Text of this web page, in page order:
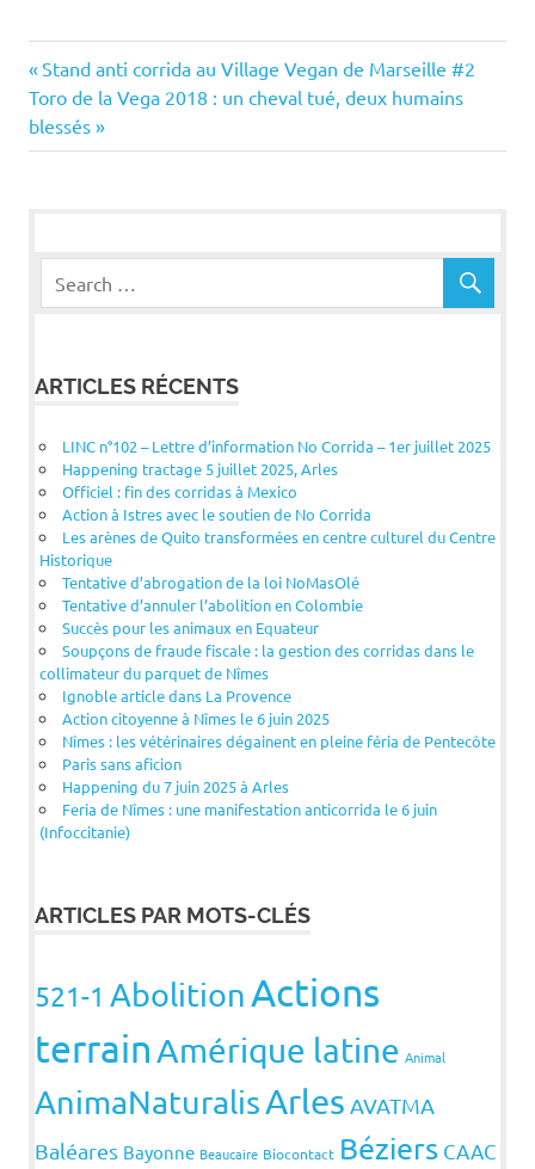
Navigation
de
Previous
Post:
Stand anti corrida au Village Vegan de Marseille #2
Next
Post:
Toro de la Vega 2018 : un cheval tué, deux humains
blessés
ARTICLES RÉCENTS
LINC n°102 – Lettre d’information No Corrida – 1er juillet 2025
Happening tractage 5 juillet 2025, Arles
Officiel : fin des corridas à Mexico
Action à Istres avec le soutien de No Corrida
Les arènes de Quito transformées en centre culturel du Centre
Historique
Tentative d’abrogation de la loi NoMasOlé
Tentative d’annuler l’abolition en Colombie
Succès pour les animaux en Equateur
Soupçons de fraude fiscale : la gestion des corridas dans le
collimateur du parquet de Nîmes
Ignoble article dans La Provence
Action citoyenne à Nîmes le 6 juin 2025
Nîmes : les vétérinaires dégainent en pleine féria de Pentecôte
Paris sans aficion
Happening du 7 juin 2025 à Arles
Feria de Nîmes : une manifestation anticorrida le 6 juin
(Infoccitanie)
ARTICLES PAR MOTS-CLÉS
521-1 AbolitionActions
terrainAmérique latine Animal
AnimaNaturalisArles AVATMA
Baléares Bayonne Beaucaire Biocontact Béziers CAAC